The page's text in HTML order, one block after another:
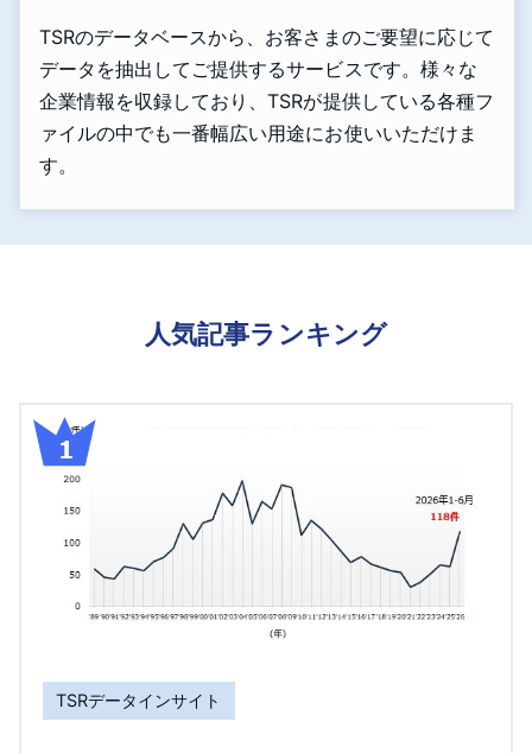
TSRのデータベースから、お客さまのご要望に応じて
データを抽出してご提供するサービスです。様々な
企業情報を収録しており、TSRが提供している各種フ
ァイルの中でも一番幅広い用途にお使いいただけま
す。
人気記事ランキング
TSRデータインサイト